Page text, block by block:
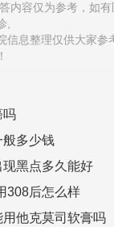
内容仅为参考，如
,
信息整理仅供大家参
吗
般多少钱
黑点多久能好
308后怎么样
他克莫司软膏吗